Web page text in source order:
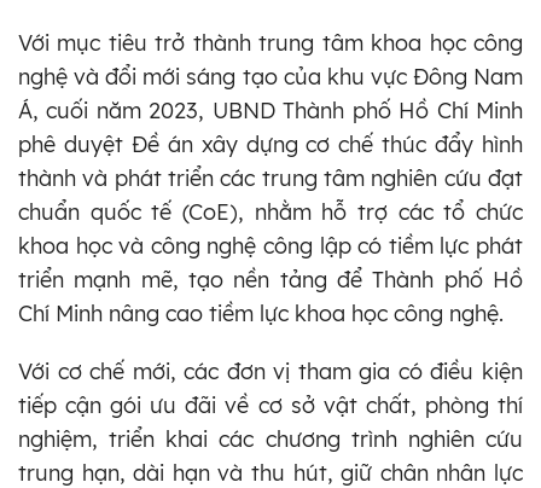
Với mục tiêu trở thành trung tâm khoa học công
nghệ và đổi mới sáng tạo của khu vực Đông Nam
Á, cuối năm 2023, UBND Thành phố Hồ Chí Minh
phê duyệt Đề án xây dựng cơ chế thúc đẩy hình
thành và phát triển các trung tâm nghiên cứu đạt
chuẩn quốc tế (CoE), nhằm hỗ trợ các tổ chức
khoa học và công nghệ công lập có tiềm lực phát
triển mạnh mẽ, tạo nền tảng để Thành phố Hồ
Chí Minh nâng cao tiềm lực khoa học công nghệ.
Với cơ chế mới, các đơn vị tham gia có điều kiện
tiếp cận gói ưu đãi về cơ sở vật chất, phòng thí
nghiệm, triển khai các chương trình nghiên cứu
trung hạn, dài hạn và thu hút, giữ chân nhân lực